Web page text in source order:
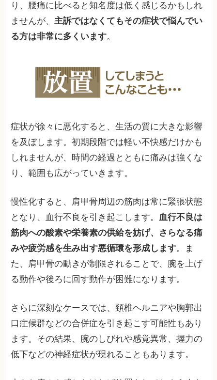
り、腰痛に比べると知名度は低く感じるかもしれ
ませんが、主訴ではなくてもその症状で悩んでい
る方は非常に多くいます。
症状が徐々に悪化すると、生活の質に大きな影響
を及ぼします。初期段階では軽い不快感だけかも
しれませんが、時間の経過とともに痛みは強くな
り、範囲も広がっていきます。
慢性化すると、肩甲骨周辺の筋肉は常に緊張状態
となり、血行不良を引き起こします。 血行不良は
筋肉への酸素や栄養素の供給を妨げ、さらなる痛
みや疲労感を生み出す悪循環を形成します。ま
た、肩甲骨の動きが制限されることで、腕を上げ
る動作や後ろに回す動作が困難になります。
さらに深刻なケースでは、頚椎ヘルニアや胸郭出
口症候群などの合併症を引き起こす可能性もあり
ます。その結果、腕のしびれや感覚異常、握力の
低下などの神経症状が現れることもあります。